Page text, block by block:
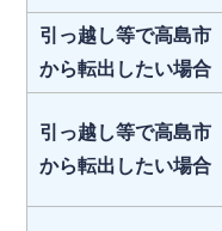
引っ越し等で高島市
から転出したい場合
引っ越し等で高島市
から転出したい場合